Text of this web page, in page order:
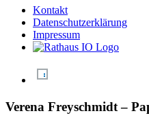
Kontakt
Datenschutzerklärung
Impressum
Verena Freyschmidt –